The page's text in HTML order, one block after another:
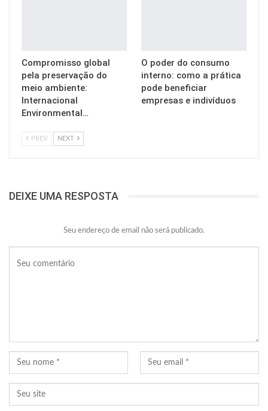
Compromisso global
pela preservação do
meio ambiente:
Internacional
Environmental…
O poder do consumo
interno: como a prática
pode beneficiar
empresas e indivíduos
PREV NEXT
DEIXE UMA RESPOSTA
Seu endereço de email não será publicado.